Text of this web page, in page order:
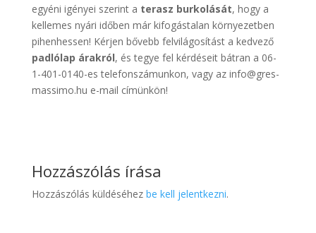
egyéni igényei szerint a terasz burkolását, hogy a
kellemes nyári időben már kifogástalan környezetben
pihenhessen! Kérjen bővebb felvilágosítást a kedvező
padlólap árakról, és tegye fel kérdéseit bátran a 06-
1-401-0140-es telefonszámunkon, vagy az info@gres-
massimo.hu e-mail címünkön!
Hozzászólás írása
Hozzászólás küldéséhez be kell jelentkezni.